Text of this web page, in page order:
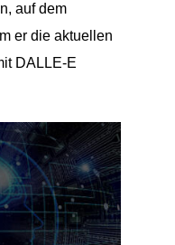
auf dem
er die aktuellen
DALLE-E